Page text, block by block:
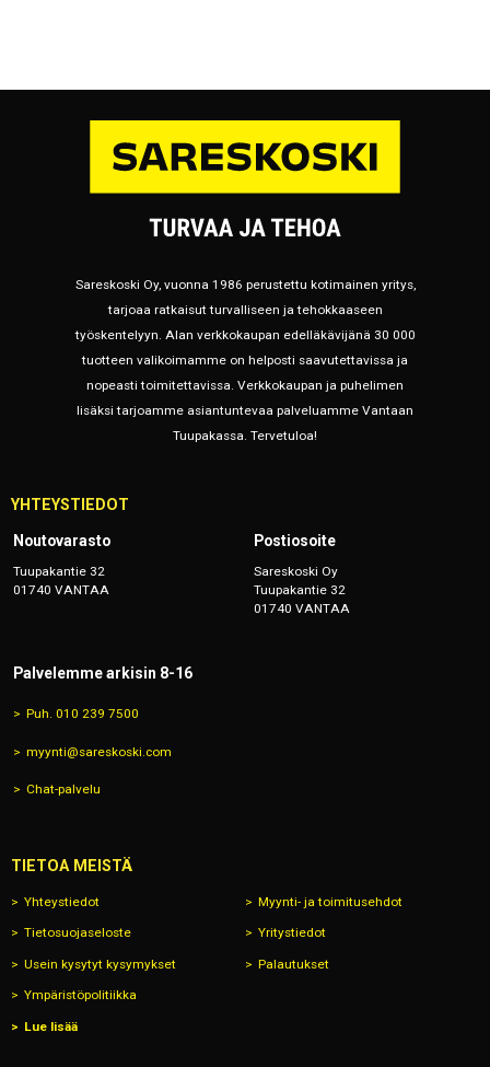
Sareskoski Oy, vuonna 1986 perustettu kotimainen yritys,
tarjoaa ratkaisut turvalliseen ja tehokkaaseen
työskentelyyn. Alan verkkokaupan edelläkävijänä 30 000
tuotteen valikoimamme on helposti saavutettavissa ja
nopeasti toimitettavissa. Verkkokaupan ja puhelimen
lisäksi tarjoamme asiantuntevaa palveluamme Vantaan
Tuupakassa. Tervetuloa!
YHTEYSTIEDOT
Noutovarasto
Tuupakantie 32
01740 VANTAA
Postiosoite
Sareskoski Oy
Tuupakantie 32
01740 VANTAA
Palvelemme arkisin 8-16
Puh. 010 239 7500
myynti@sareskoski.com
Chat-palvelu
TIETOA MEISTÄ
Yhteystiedot Myynti- ja toimitusehdot
Tietosuojaseloste Yritystiedot
Usein kysytyt kysymykset Palautukset
Ympäristöpolitiikka
Lue lisää